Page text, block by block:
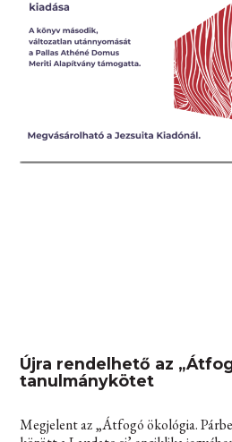
Újra rendelhető az
tanulmánykötet
Megjelent az „Átfogó ökológia.